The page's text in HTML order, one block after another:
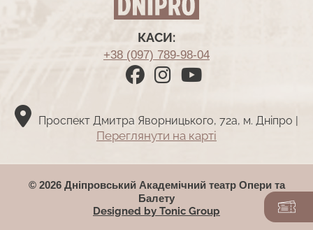
КАСИ:
+38 (097) 789-98-04
Проспект Дмитра Яворницького, 72а, м. Дніпро |
Переглянути на картi
© 2026 Дніпровський Академічний театр Опери та
Балету
Designed by Tonic Group